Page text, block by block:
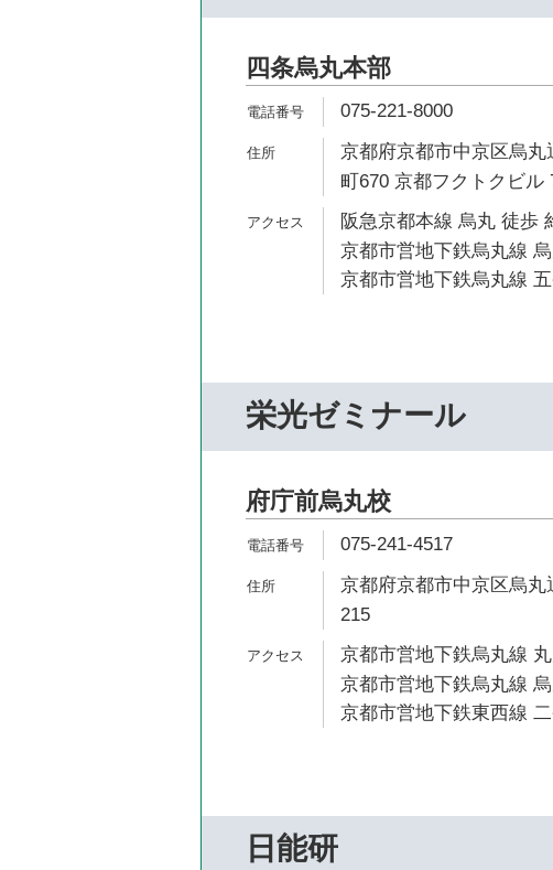
四条烏丸本部
075-221-8000
京都府京都市中京区烏
町670 京都フクトクビル
阪急京都本線 烏丸 徒歩
京都市営地下鉄烏丸線
京都市営地下鉄烏丸線
栄光ゼミナール
府庁前烏丸校
075-241-4517
京都府京都市中京区烏
215
京都市営地下鉄烏丸線
京都市営地下鉄烏丸線
京都市営地下鉄東西線
日能研